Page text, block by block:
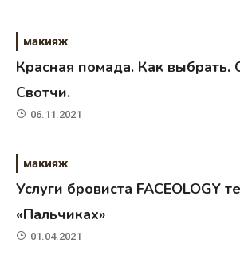
макияж
Красная помада. Как выбрать.
Свотчи.
06.11.2021
макияж
Услуги бровиста FACEOLOGY
«Пальчиках»
01.04.2021